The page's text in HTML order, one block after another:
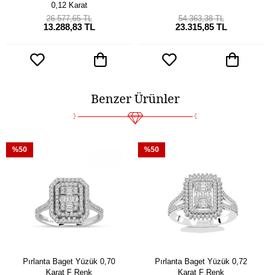
0,12 Karat
13.288,83 TL
26.577,65 TL
23.315,85 TL
54.363,38 TL
Benzer Ürünler
Pırlanta Baget Yüzük 0,70
Karat F Renk
%50
Pırlanta Baget Yüzük 0,72
Karat F Renk
%50